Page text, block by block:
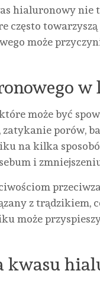
hialuronowy
często
może
może być
porów,
na kilka
i
z trądzikiem,
może
kwasu